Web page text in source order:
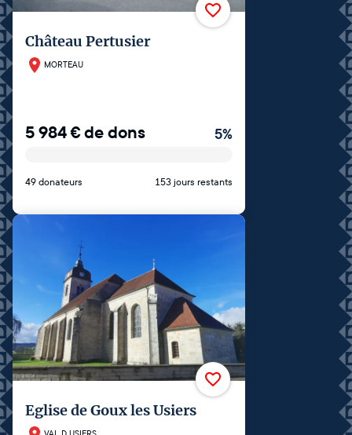
Château Pertusier
MORTEAU
5 984€de dons 5%
49 donateurs 153 jours restants
Eglise de Goux les Usiers